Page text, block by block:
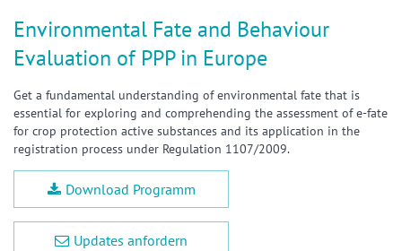
Environmental Fate and Behaviour
Evaluation of PPP in Europe
Get a fundamental understanding of environmental fate that is
essential for exploring and comprehending the assessment of e-fate
for crop protection active substances and its application in the
registration process under Regulation 1107/2009.
Download Programm
Updates anfordern